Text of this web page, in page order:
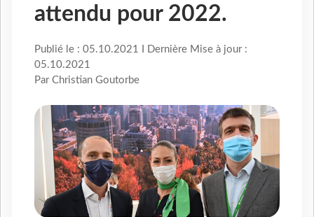
attendu pour 2022.
Publié le : 05.10.2021 I Dernière Mise à jour :
05.10.2021
Par Christian Goutorbe